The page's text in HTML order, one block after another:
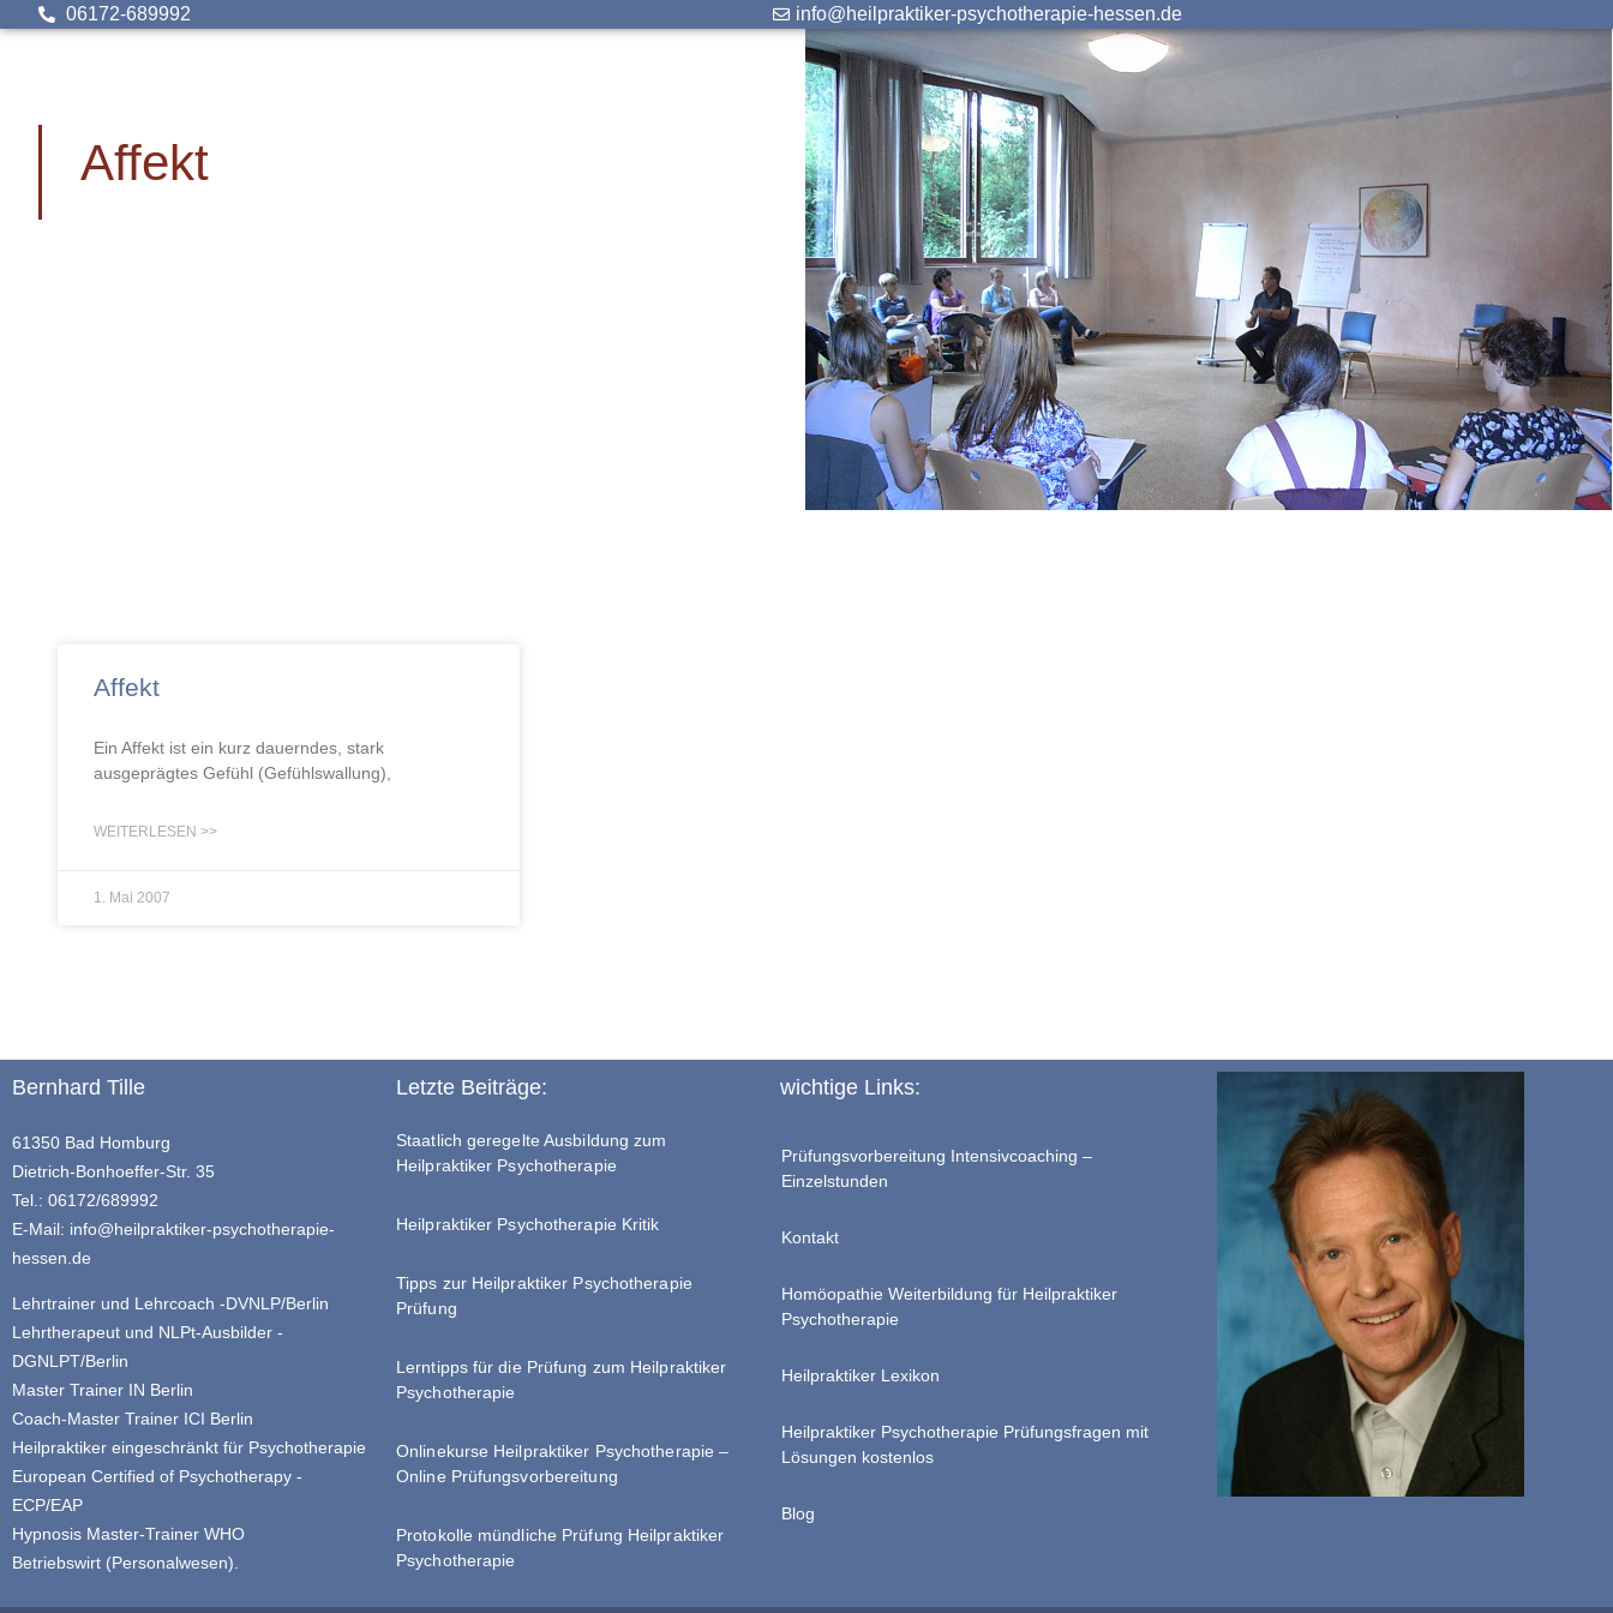
06172-689992 info@heilpraktiker-psychotherapie-hessen.de
Affekt
Affekt
Ein Affekt ist ein kurz dauerndes, stark
ausgeprägtes Gefühl (Gefühlswallung),
WEITERLESEN >>
1. Mai 2007
Bernhard Tille
61350 Bad Homburg
Dietrich-Bonhoeffer-Str. 35
Tel.: 06172/689992
E-Mail: info@heilpraktiker-psychotherapie-
hessen.de
Lehrtrainer und Lehrcoach -DVNLP/Berlin
Lehrtherapeut und NLPt-Ausbilder -
DGNLPT/Berlin
Master Trainer IN Berlin
Coach-Master Trainer ICI Berlin
Heilpraktiker eingeschränkt für Psychotherapie
European Certified of Psychotherapy -
ECP/EAP
Hypnosis Master-Trainer WHO
Betriebswirt (Personalwesen).
Letzte Beiträge:
Staatlich geregelte Ausbildung zum
Heilpraktiker Psychotherapie
Heilpraktiker Psychotherapie Kritik
Tipps zur Heilpraktiker Psychotherapie
Prüfung
Lerntipps für die Prüfung zum Heilpraktiker
Psychotherapie
Onlinekurse Heilpraktiker Psychotherapie –
Online Prüfungsvorbereitung
Protokolle mündliche Prüfung Heilpraktiker
Psychotherapie
wichtige Links:
Prüfungsvorbereitung Intensivcoaching –
Einzelstunden
Kontakt
Homöopathie Weiterbildung für Heilpraktiker
Psychotherapie
Heilpraktiker Lexikon
Heilpraktiker Psychotherapie Prüfungsfragen mit
Lösungen kostenlos
Blog